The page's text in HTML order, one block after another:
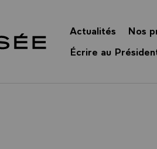
Actualités Nos
Écrire au